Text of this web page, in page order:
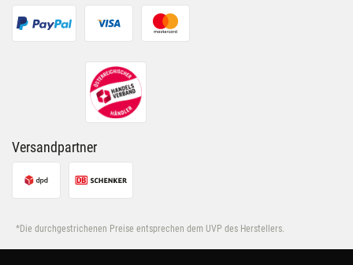
Versandpartner
*Die durchgestrichenen Preise entsprechen dem UVP des Herstellers.